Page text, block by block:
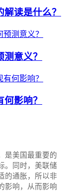
读是什么？
意义？
影响？
是美国最重要的
。同时，美联储
的通胀，所以非
影响，从而影响